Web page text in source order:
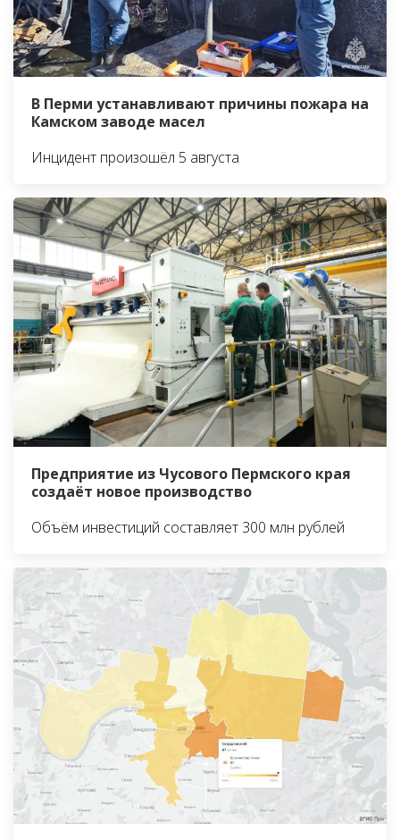
В Перми устанавливают причины пожара на
Камском заводе масел
Инцидент произошёл 5 августа
Предприятие из Чусового Пермского края
создаёт новое производство
Объём инвестиций составляет 300 млн рублей